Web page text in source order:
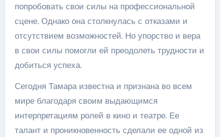
попробовать свои силы на профессиональной
сцене. Однако она столкнулась с отказами и
отсутствием возможностей. Но упорство и вера
в свои силы помогли ей преодолеть трудности и
добиться успеха.
Сегодня Тамара известна и признана во всем
мире благодаря своим выдающимся
интерпретациям ролей в кино и театре. Ее
талант и проникновенность сделали ее одной из